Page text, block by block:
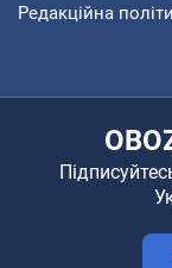
Редакційна